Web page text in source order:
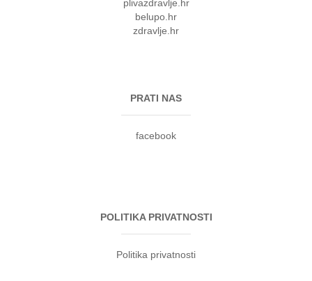
plivazdravlje.hr
belupo.hr
zdravlje.hr
PRATI NAS
facebook
POLITIKA PRIVATNOSTI
Politika privatnosti